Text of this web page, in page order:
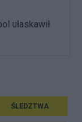
ułaskawił
ŚLEDZTWA